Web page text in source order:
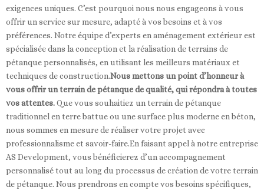
exigences uniques. C’est pourquoi nous nous engageons à vous
offrir un service sur mesure, adapté à vos besoins et à vos
préférences. Notre équipe d’experts en aménagement extérieur est
spécialisée dans la conception et la réalisation de terrains de
pétanque personnalisés, en utilisant les meilleurs matériaux et
techniques de construction.Nous mettons un point d’honneur à
vous offrir un terrain de pétanque de qualité, qui répondra à toutes
vos attentes.Que vous souhaitiez un terrain de pétanque
traditionnel en terre battue ou une surface plus moderne en béton,
nous sommes en mesure de réaliser votre projet avec
professionnalisme et savoir-faire.En faisant appel à notre entreprise
AS Development, vous bénéficierez d’un accompagnement
personnalisé tout au long du processus de création de votre terrain
de pétanque. Nous prendrons en compte vos besoins spécifiques,